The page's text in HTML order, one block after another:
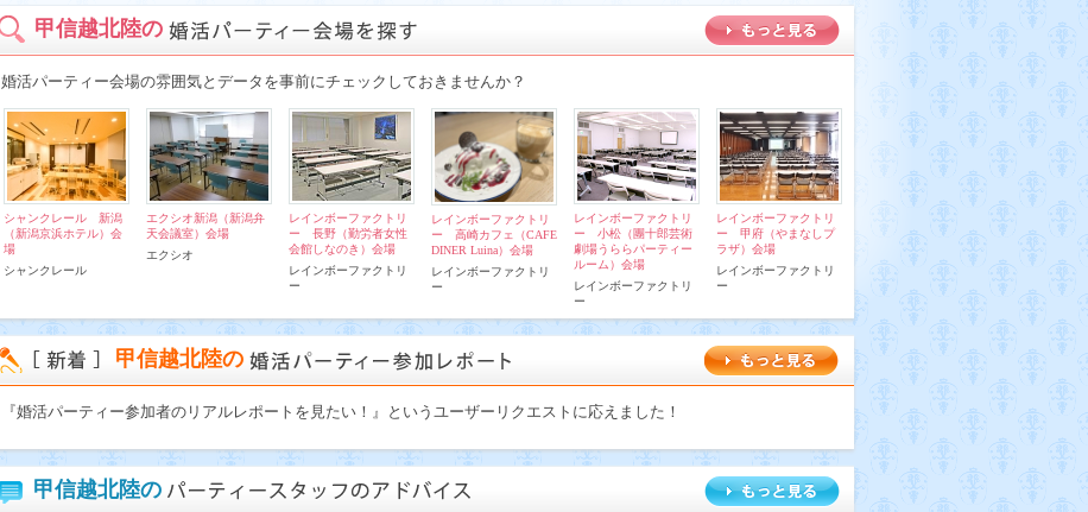
甲信越北陸の
婚活パーティー会場の雰囲気とデータを事前にチェックしておきませんか？
シャンクレール 新潟
（新潟京浜ホテル）会
場
シャンクレール
エクシオ新潟（新潟弁
天会議室）会場
エクシオ
レインボーファクトリ
ー 長野（勤労者女性
会館しなのき）会場
レインボーファクトリ
ー
レインボーファクトリ
ー 高崎カフェ（CAFE
DINER Luina）会場
レインボーファクトリ
ー
レインボーファクトリ
ー 小松（團十郎芸術
劇場うららパーティー
ルーム）会場
レインボーファクトリ
ー
レインボーファクトリ
ー 甲府（やまなしプ
ラザ）会場
レインボーファクトリ
ー
甲信越北陸の
『婚活パーティー参加者のリアルレポートを見たい！』というユーザーリクエストに応えました！
甲信越北陸の